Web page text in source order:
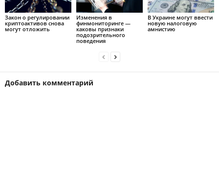
Закон о регулировании
криптоактивов снова
могут отложить
Изменения в
финмониторинге —
каковы признаки
подозрительного
поведения
В Украине могут ввести
новую налоговую
амнистию
Добавить комментарий